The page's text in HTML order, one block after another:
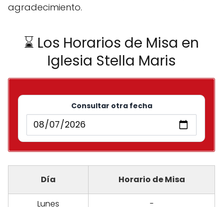
agradecimiento.
⌛ Los Horarios de Misa en
Iglesia Stella Maris
Consultar otra fecha
Día Horario de Misa
Lunes
-